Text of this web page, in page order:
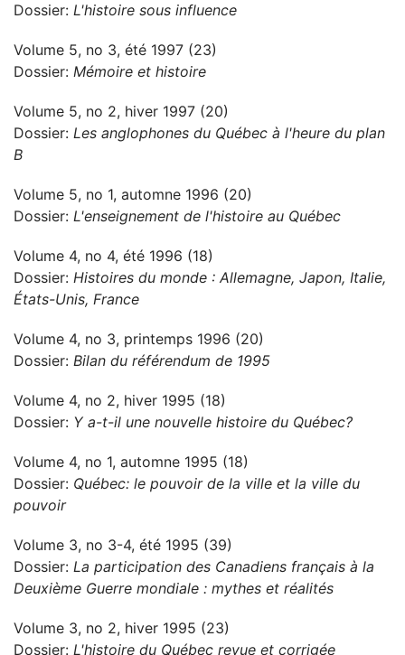
Dossier: L'histoire sous influence
Volume 5, no 3, été 1997 (23)
Dossier: Mémoire et histoire
Volume 5, no 2, hiver 1997 (20)
Dossier: Les anglophones du Québec à l'heure du plan
B
Volume 5, no 1, automne 1996 (20)
Dossier: L'enseignement de l'histoire au Québec
Volume 4, no 4, été 1996 (18)
Dossier: Histoires du monde : Allemagne, Japon, Italie,
États-Unis, France
Volume 4, no 3, printemps 1996 (20)
Dossier: Bilan du référendum de 1995
Volume 4, no 2, hiver 1995 (18)
Dossier: Y a-t-il une nouvelle histoire du Québec?
Volume 4, no 1, automne 1995 (18)
Dossier: Québec: le pouvoir de la ville et la ville du
pouvoir
Volume 3, no 3-4, été 1995 (39)
Dossier: La participation des Canadiens français à la
Deuxième Guerre mondiale : mythes et réalités
Volume 3, no 2, hiver 1995 (23)
Dossier: L'histoire du Québec revue et corrigée